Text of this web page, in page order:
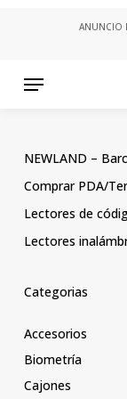
ANUNCIO
Menu
NEWLAND –
Comprar PDA/
Lectores de
Lectores
Categorias
Accesorios
Biometría
Cajones